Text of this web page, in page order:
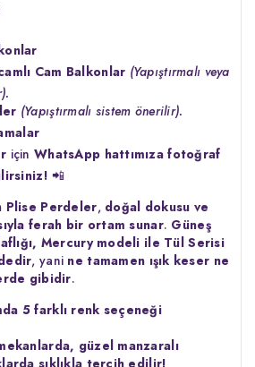
Cam Balkonlar (Yapıştırmalı veya
(Yapıştırmalı sistem önerilir).
içinWhatsApp hattımıza fotoğraf
📲
Plise Perdeler, doğal dokusu ve
ferah bir ortam sunar. Güneş
Mercury modeli ile Tül Serisi
, yani ne tamamen ışık keser ne
gibidir.
5 farklı renk seçeneği
güzel manzaralı
sıklıkla tercih edilir!